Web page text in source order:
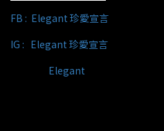
FB : Elegant 珍愛宣言
IG : Elegant 珍愛宣言
Elegant